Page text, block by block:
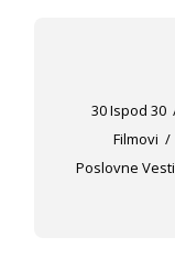
30 Ispod 30
Filmovi
Poslovne Vesti